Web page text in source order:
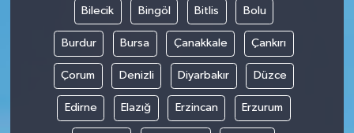
Bilecik Bingöl Bitlis Bolu
Burdur Bursa Çanakkale Çankırı
Çorum Denizli Diyarbakır Düzce
Edirne Elazığ Erzincan Erzurum